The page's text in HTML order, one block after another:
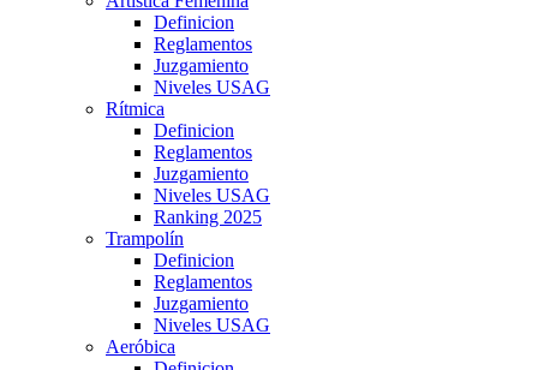
Definicion
Reglamentos
Juzgamiento
Niveles USAG
Rítmica
Definicion
Reglamentos
Juzgamiento
Niveles USAG
Ranking 2025
Trampolín
Definicion
Reglamentos
Juzgamiento
Niveles USAG
Aeróbica